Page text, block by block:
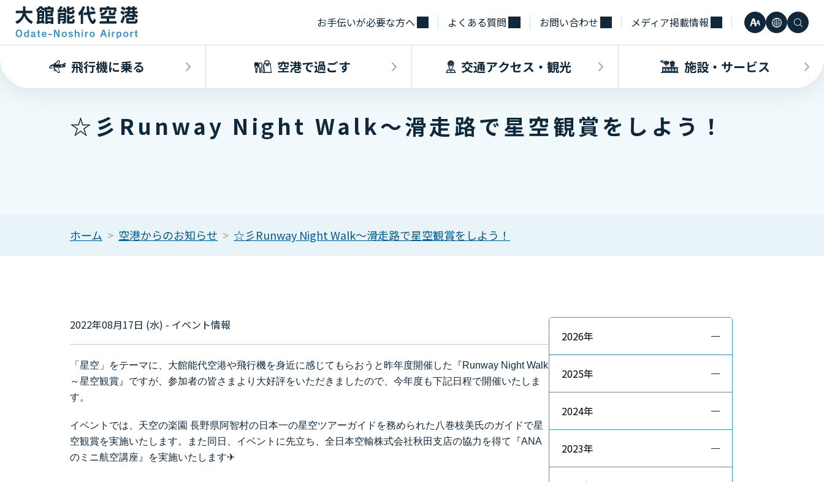
お手伝いが必要な方へ よくある質問 お問い合わせ メディア掲載情報
文
字
小
言
語
日本語
検
索
飛行機に乗る
飛行機に乗るINDEX
空港で過ごす
空港で過ごすINDEX
交通アクセス・観光
交通アクセス・観光INDEX
施設・サービス
施設・サービスINDEX
☆彡Runway Night Walk～滑走路で星空観賞をしよう！
ホーム 空港からのお知らせ ☆彡Runway Night Walk～滑走路で星空観賞をしよう！
2022年08月17日 (水) - イベント情報
「星空」をテーマに、大館能代空港や飛行機を身近に感じてもらおうと昨年度開催した『Runway Night Walk
～星空観賞』ですが、参加者の皆さまより大好評をいただきましたので、今年度も下記日程で開催いたしま
す。
イベントでは、天空の楽園 長野県阿智村の日本一の星空ツアーガイドを務められた八巻枝美氏のガイドで星
空観賞を実施いたします。また同日、イベントに先立ち、全日本空輸株式会社秋田支店の協力を得て『ANA
のミニ航空講座』を実施いたします✈
2026年
2025年
2024年
2023年